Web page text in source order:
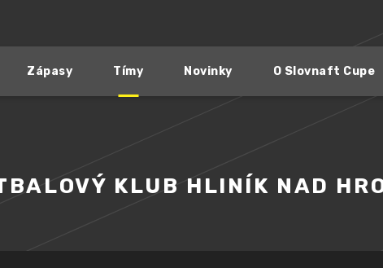
Zápasy Tímy Novinky O Slovnaft Cupe
KLUB HLINÍK NAD